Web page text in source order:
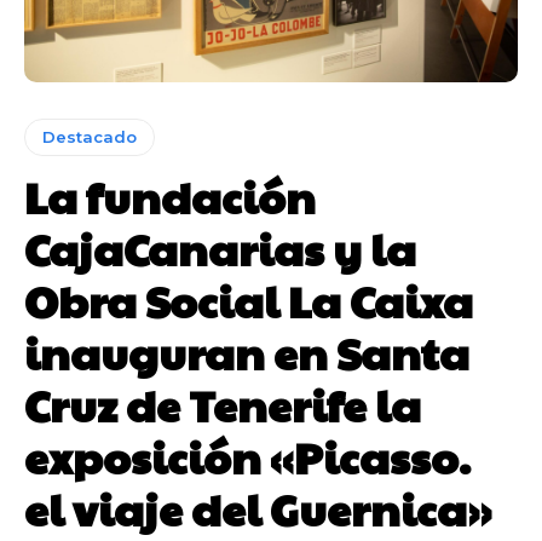
Destacado
La fundación
CajaCanarias y la
Obra Social La Caixa
inauguran en Santa
Cruz de Tenerife la
exposición «Picasso.
el viaje del Guernica»